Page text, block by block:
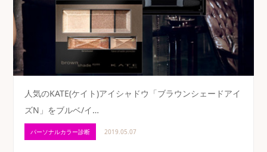
人気のKATE(ケイト)アイシャドウ「ブラウンシェードアイ
ズN」をブルベ/イ…
パーソナルカラー診断 2019.05.07